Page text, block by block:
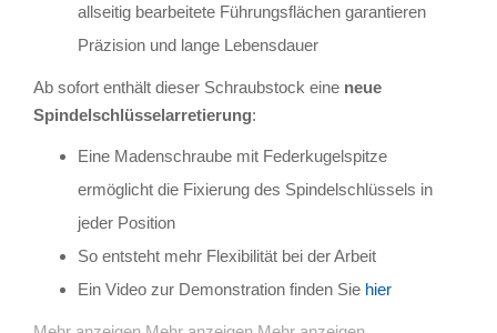
allseitig bearbeitete Führungsflächen garantieren
Präzision und lange Lebensdauer
Ab sofort enthält dieser Schraubstock eine neue
Spindelschlüsselarretierung:
Eine Madenschraube mit Federkugelspitze
ermöglicht die Fixierung des Spindelschlüssels in
jeder Position
So entsteht mehr Flexibilität bei der Arbeit
Ein Video zur Demonstration finden Sie hier